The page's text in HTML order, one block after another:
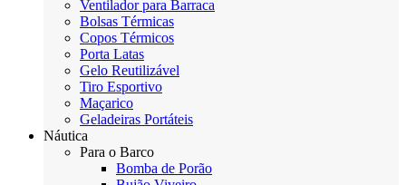
Ventilador para Barraca
Bolsas Térmicas
Copos Térmicos
Porta Latas
Gelo Reutilizável
Tiro Esportivo
Maçarico
Geladeiras Portáteis
Náutica
Para o Barco
Bomba de Porão